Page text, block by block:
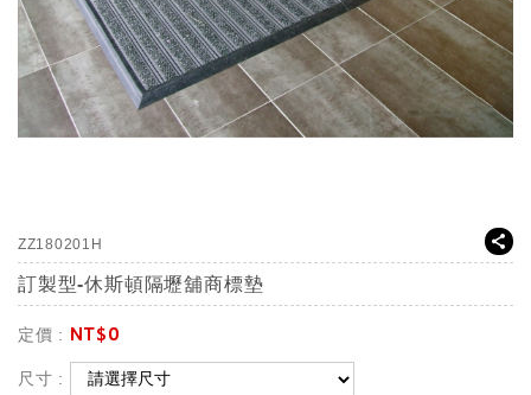
ZZ180201H
訂製型-休斯頓隔壢舖商標墊
定價 : NT$0
尺寸 :